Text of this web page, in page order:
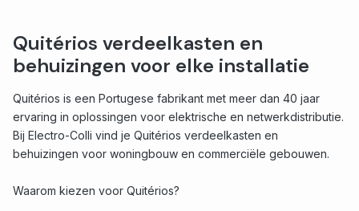
Quitérios verdeelkasten en
behuizingen voor elke installatie
Quitérios is een Portugese fabrikant met meer dan 40 jaar
ervaring in oplossingen voor elektrische en netwerkdistributie.
Bij Electro-Colli vind je Quitérios verdeelkasten en
behuizingen voor woningbouw en commerciële gebouwen.
Waarom kiezen voor Quitérios?